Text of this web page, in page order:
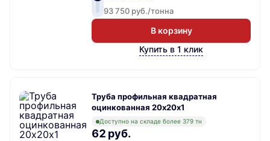
93 750 руб./тонна
В корзину
Купить в 1 клик
Труба профильная квадратная
оцинкованная 20х20х1
Доступно на складе более 379 тн
62 руб.